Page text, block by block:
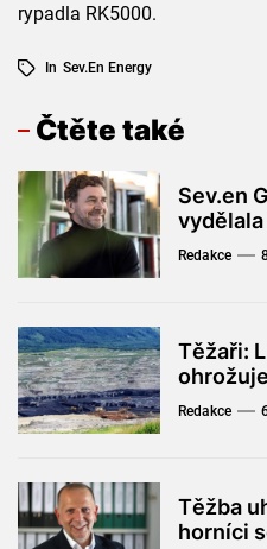
rypadla RK5000.
In Sev.en Energy
Čtěte také
Sev.en
Redakce
Těžaři:
Redakce
Těžba
horníci